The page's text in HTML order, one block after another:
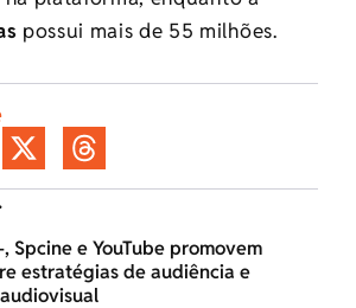
possui mais de 55 milhões.
Spcine e YouTube promovem
estratégias de audiência e